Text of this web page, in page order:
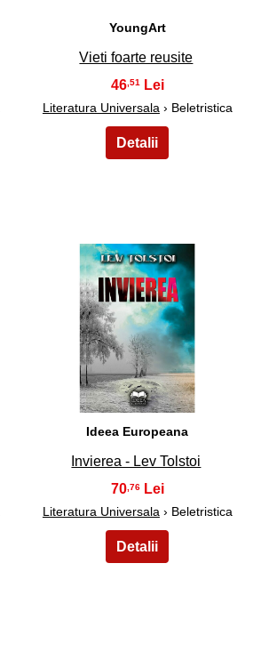
YoungArt
Vieti foarte reusite
46,51
Literatura Universala › Beletristica
35
Ideea Europeana
Invierea - Lev Tolstoi
70,76
Literatura Universala › Beletristica